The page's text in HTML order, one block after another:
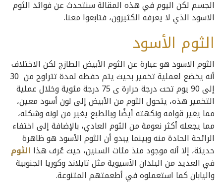
الجسم لكن اليوم في هذه المقالة سنتحدث عن فوائد الثوم
الاسود الذي لا يعرفه الكثيرون، فتابعوا معنا.
الثوم الأسود
الثوم الاسود هو عبارة عن الثوم الأبيض الطازج لكن الاختلاف
أنه يخضع لعملية تخمير بحيث يتم حفظه لمدة تتراوح من 30
إلى 90 يوم تحت درجة حرارة ى 75 درجة مئوية وخلال عملية
التخمير هذه، يتحول الثوم من الأبيض إلى لون أسود معين،
مما يغير قوامه ونكهته أيضًا وبالطبع يغير من لونه وشكله،
مما يجعله أكثر نعومة من الثوم العادي، بالإضافة إلى اختفاء
الرائحة الحادة منه وبينما يبدو أن الثوم الأسود هو ظاهرة
حديثة، إلا أنه موجود منذ مئات السنين، حيث عُرف هذا الثوم
في العديد من البلدان الآسيوية مثل تايلاند وكوريا الجنوبية
واليابان كما استعملوه في أطعمتهم المتنوعة.